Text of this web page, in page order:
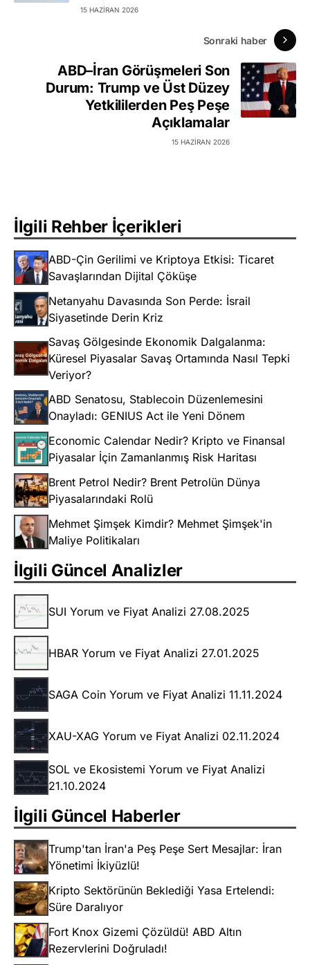
15 HAZIRAN 2026
Sonraki haber
ABD–İran Görüşmeleri Son
Durum: Trump ve Üst Düzey
Yetkililerden Peş Peşe
Açıklamalar
15 HAZIRAN 2026
İlgili Rehber İçerikleri
ABD-Çin Gerilimi ve Kriptoya Etkisi: Ticaret
Savaşlarından Dijital Çöküşe
Netanyahu Davasında Son Perde: İsrail
Siyasetinde Derin Kriz
Savaş Gölgesinde Ekonomik Dalgalanma:
Küresel Piyasalar Savaş Ortamında Nasıl Tepki
Veriyor?
ABD Senatosu, Stablecoin Düzenlemesini
Onayladı: GENIUS Act ile Yeni Dönem
Economic Calendar Nedir? Kripto ve Finansal
Piyasalar İçin Zamanlanmış Risk Haritası
Brent Petrol Nedir? Brent Petrolün Dünya
Piyasalarındaki Rolü
Mehmet Şimşek Kimdir? Mehmet Şimşek'in
Maliye Politikaları
İlgili Güncel Analizler
SUI Yorum ve Fiyat Analizi 27.08.2025
HBAR Yorum ve Fiyat Analizi 27.01.2025
SAGA Coin Yorum ve Fiyat Analizi 11.11.2024
XAU-XAG Yorum ve Fiyat Analizi 02.11.2024
SOL ve Ekosistemi Yorum ve Fiyat Analizi
21.10.2024
İlgili Güncel Haberler
Trump'tan İran'a Peş Peşe Sert Mesajlar: İran
Yönetimi İkiyüzlü!
Kripto Sektörünün Beklediği Yasa Ertelendi:
Süre Daralıyor
Fort Knox Gizemi Çözüldü! ABD Altın
Rezervlerini Doğruladı!